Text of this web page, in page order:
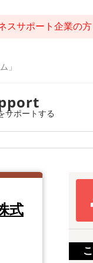
」
スサポート企業の方
サポートする
式